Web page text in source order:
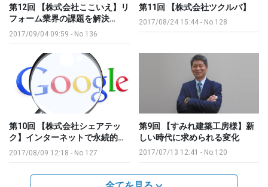
第12回 【株式会社ここいえ】リ
フォーム業界の課題を解決…
2017/09/04 09:59 - No.136
第11回 【株式会社ツクルバ】
2017/08/24 15:44- No.128
第10回 【株式会社シェアテッ
ク】インターネットで永続的…
2017/08/09 12:18 - No.127
第9回 【すみれ建築工房様】新
しい時代に求められる変化
2017/07/13 12:41 - No.120